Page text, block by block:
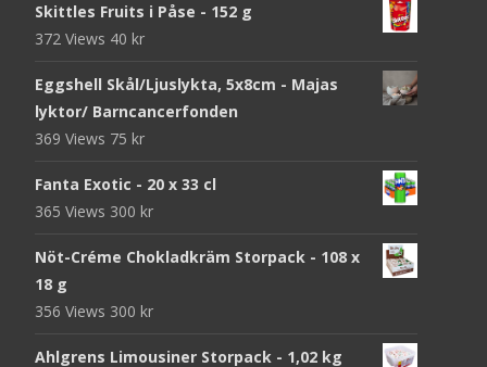
Skittles Fruits i Påse - 152 g
372 Views 40 kr
Eggshell Skål/Ljuslykta, 5x8cm - Majas
lyktor/ Barncancerfonden
369 Views 75 kr
Fanta Exotic - 20 x 33 cl
365 Views 300 kr
Nöt-Créme Chokladkräm Storpack - 108 x
18 g
356 Views 300 kr
Ahlgrens Limousiner Storpack - 1,02 kg